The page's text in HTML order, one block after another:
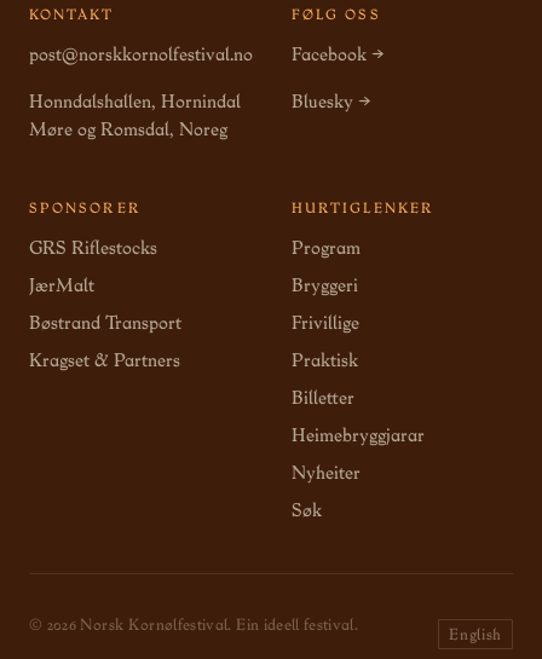
KONTAKT
post@norskkornolfestival.no
Honndalshallen, Hornindal
Møre og Romsdal, Noreg
FØLG OSS
Facebook →
Bluesky →
SPONSORER
GRS Riflestocks
JærMalt
Bøstrand Transport
Kragset & Partners
HURTIGLENKER
Program
Bryggeri
Frivillige
Praktisk
Billetter
Heimebryggjarar
Nyheiter
Søk
© 2026 Norsk Kornølfestival. Ein ideell festival.
English